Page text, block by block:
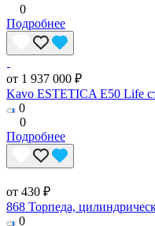
0
Подробнее
от 1 937 000 ₽
Kavo ESTETICA E50 Life
0
0
Подробнее
от 430 ₽
868 Торпеда,
0